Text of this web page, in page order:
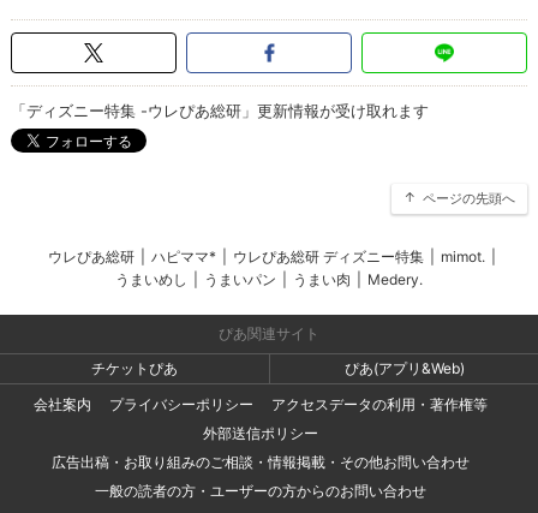
「ディズニー特集 -ウレぴあ総研」更新情報が受け取れます
ページの先頭へ
ウレぴあ総研 ハピママ* ウレぴあ総研 ディズニー特集 mimot.
うまいめし
うまいパン うまい肉 Medery.
ぴあ関連サイト
チケットぴあ
ぴあ(アプリ&Web)
会社案内
プライバシーポリシー
アクセスデータの利用・著作権等
外部送信ポリシー
広告出稿・お取り組みのご相談・情報掲載・その他お問い合わせ
一般の読者の方・ユーザーの方からのお問い合わせ